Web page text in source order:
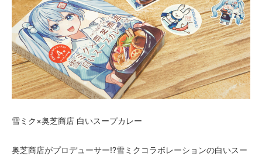
雪ミク×奥芝商店 白いスープカレー
奥芝商店がプロデューサー!?雪ミクコラボレーションの白いスー